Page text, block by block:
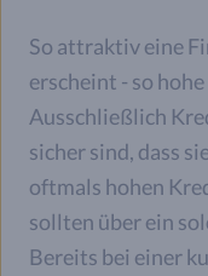
So attraktiv eine
erscheint - so
Ausschließlich
sicher sind, dass
oftmals hohen
sollten über ein
Bereits bei einer